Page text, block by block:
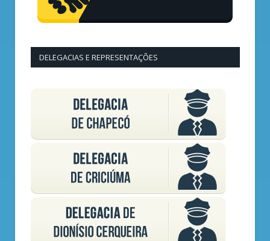
DELEGACIAS E REPRESENTAÇÕES